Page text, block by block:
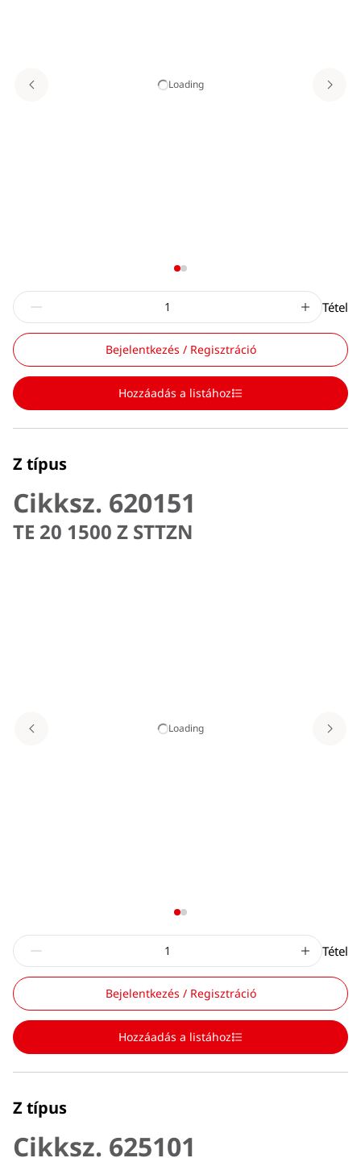
Loading
Tétel
Bejelentkezés / Regisztráció
Hozzáadás a listához
Z típus
Cikksz. 620151
TE 20 1500 Z STTZN
Loading
Tétel
Bejelentkezés / Regisztráció
Hozzáadás a listához
Z típus
Cikksz. 625101